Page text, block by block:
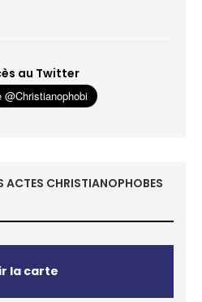
au Twitter
CHRISTIANOPHOBES
la carte